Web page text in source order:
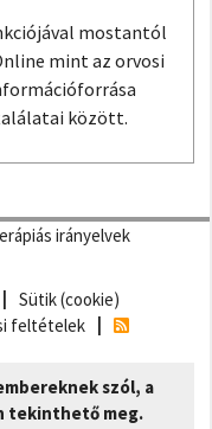
mostantól
mint az orvosi
között.
irányelvek
Sütik (cookie)
feltételek
szól, a
tekinthető meg.